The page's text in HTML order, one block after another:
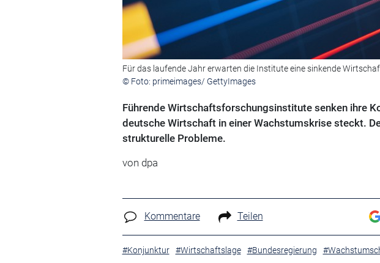
Für das laufende Jahr erwarten die Institute eine sinkende
© Foto: primeimages/ GettyImages
Führende Wirtschaftsforschungsinstitute senken ihre
deutsche Wirtschaft in einer Wachstumskrise steckt.
strukturelle Probleme.
von dpa
Kommentare Teilen
#Konjunktur #Wirtschaftslage #Bundesregierung